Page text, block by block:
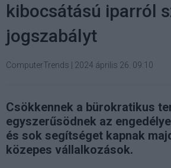
kibocsátású iparról
jogszabályt
ComputerTrends 2024 április 26. 09:10
Csökkennek a bürokratikus
egyszerűsödnek az
és sok segítséget kapnak
közepes vállalkozások.